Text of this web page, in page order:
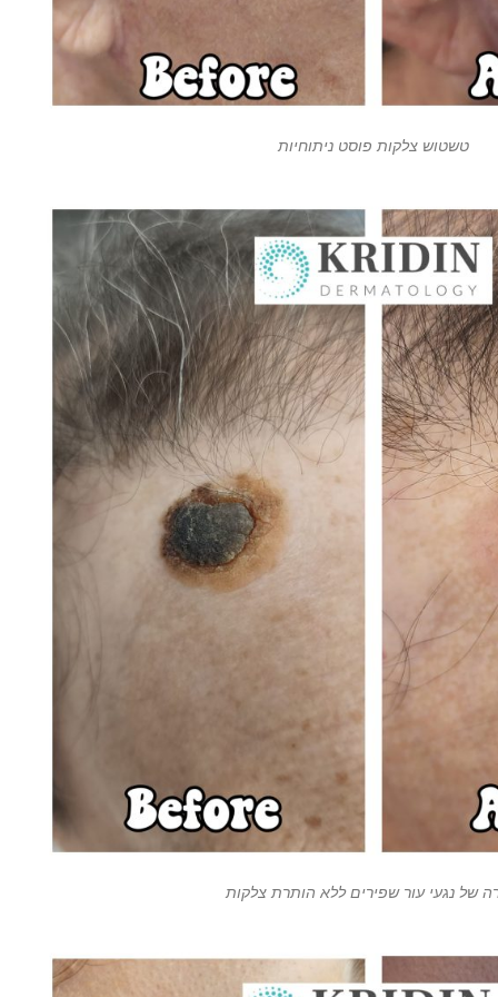
טשטוש צלקות פוסט ניתוחיות
של נגעי עור שפירים ללא הותרת צלקות